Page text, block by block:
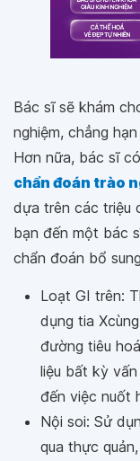
Bác sĩ sẽ khám
nghiệm, chẳng
Hơn nữa, bác sĩ
chẩn đoán trào
dựa trên các triệu
bạn đến một bác
chẩn đoán bổ
Loạt GI trên:
dụng tia
đường tiêu
liệu bất kỳ
đến việc nuốt
Nội soi: Sử
qua thực